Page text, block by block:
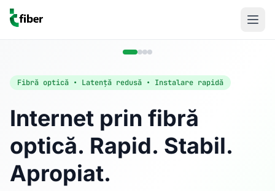
Fibră optică • Latență redusă • Instalare rapidă
Internet prin fibră
optică. Rapid. Stabil.
Apropiat.
Acasă
Internet Rezidențial
Fibră optică până la 1 Gbps, direct în casa ta.